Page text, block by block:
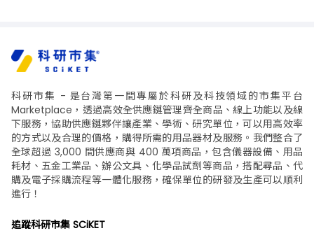
科研市集 - 是台灣第一間專屬於科研及科技領域的市集平台
Marketplace，透過高效全供應鏈管理齊全商品、線上功能以及線
下服務，協助供應鏈夥伴讓產業、學術、研究單位，可以用高效率
的方式以及合理的價格，購得所需的用品器材及服務。我們整合了
全球超過 3,000 間供應商與 400 萬項商品，包含儀器設備、用品
耗材、五金工業品、辦公文具、化學品試劑等商品，搭配尋品、代
購及電子採購流程等一體化服務，確保單位的研發及生產可以順利
進行！
追蹤科研市集 SCiKET